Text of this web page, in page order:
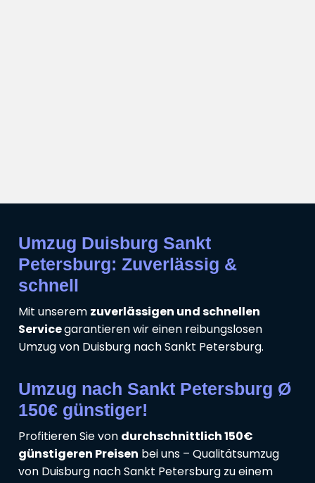
Umzug Duisburg Sankt
Petersburg: Zuverlässig &
schnell
Mit unserem zuverlässigen und schnellen
Servicegarantieren wir einen reibungslosen
Umzug von Duisburg nach Sankt Petersburg.
Umzug nach Sankt Petersburg Ø
150€ günstiger!
Profitieren Sie von durchschnittlich 150€
günstigeren Preisen bei uns – Qualitätsumzug
von Duisburg nach Sankt Petersburg zu einem